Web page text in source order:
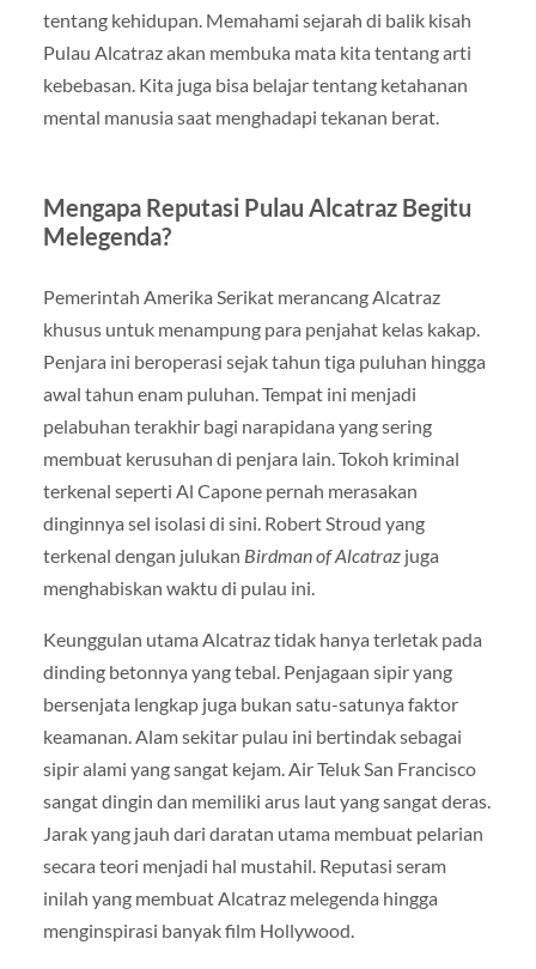
tentang kehidupan. Memahami sejarah di balik kisah
Pulau Alcatraz akan membuka mata kita tentang arti
kebebasan. Kita juga bisa belajar tentang ketahanan
mental manusia saat menghadapi tekanan berat.
Mengapa Reputasi Pulau Alcatraz Begitu
Melegenda?
Pemerintah Amerika Serikat merancang Alcatraz
khusus untuk menampung para penjahat kelas kakap.
Penjara ini beroperasi sejak tahun tiga puluhan hingga
awal tahun enam puluhan. Tempat ini menjadi
pelabuhan terakhir bagi narapidana yang sering
membuat kerusuhan di penjara lain. Tokoh kriminal
terkenal seperti Al Capone pernah merasakan
dinginnya sel isolasi di sini. Robert Stroud yang
terkenal dengan julukan Birdman of Alcatrazjuga
menghabiskan waktu di pulau ini.
Keunggulan utama Alcatraz tidak hanya terletak pada
dinding betonnya yang tebal. Penjagaan sipir yang
bersenjata lengkap juga bukan satu-satunya faktor
keamanan. Alam sekitar pulau ini bertindak sebagai
sipir alami yang sangat kejam. Air Teluk San Francisco
sangat dingin dan memiliki arus laut yang sangat deras.
Jarak yang jauh dari daratan utama membuat pelarian
secara teori menjadi hal mustahil. Reputasi seram
inilah yang membuat Alcatraz melegenda hingga
menginspirasi banyak film Hollywood.